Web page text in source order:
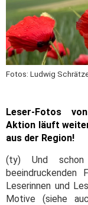
Fotos: Ludwig
Leser-Fotos
Aktion läuft
aus der Region!
(ty) Und
Leserinnen und
Motive (siehe